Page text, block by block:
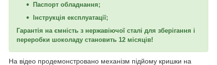
Паспорт обладнання;
Інструкція експлуатації;
Гарантія на ємність з нержавіючої сталі для зберігання і
переробки шоколаду становить 12 місяців!
На відео продемонстровано механізм підйому кришки на